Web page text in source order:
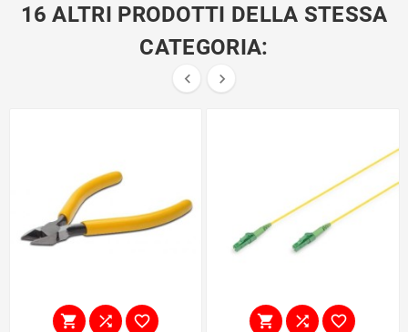
16 ALTRI PRODOTTI DELLA STESSA
CATEGORIA:
 
     